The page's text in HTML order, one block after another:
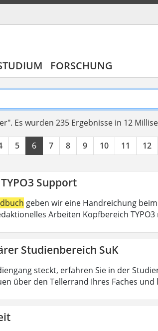
FORSCHUNG
Es wurden 235 Ergebnisse in 12
5 6 7 8 9 10 11 12
Support
geben wir eine Handreichung
Arbeiten Kopfbereich
Studienbereich SuK
steckt, erfahren Sie in der
über den Tellerrand Ihres Faches